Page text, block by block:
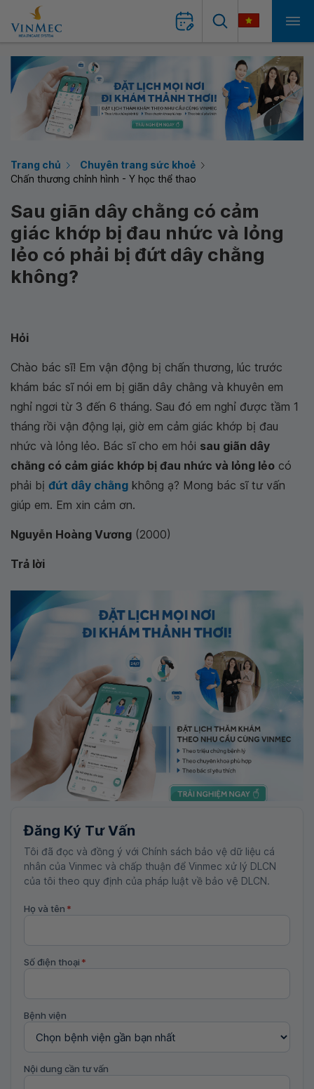
Trang chủ
Chuyên trang sức khoẻ
Chấn thương chỉnh hình - Y học thể thao
Sau giãn dây chằng có cảm
giác khớp bị đau nhức và lỏng
lẻo có phải bị đứt dây chằng
không?
Hỏi
Chào bác sĩ! Em vận động bị chấn thương, lúc trước
khám bác sĩ nói em bị giãn dây chằng và khuyên em
nghỉ ngơi từ 3 đến 6 tháng. Sau đó em nghỉ được tầm 1
tháng rồi vận động lại, giờ em cảm giác khớp bị đau
nhức và lỏng lẻo. Bác sĩ cho em hỏi sau giãn dây
chằng có cảm giác khớp bị đau nhức và lỏng lẻo có
phải bị đứt dây chằng không ạ? Mong bác sĩ tư vấn
giúp em. Em xin cảm ơn.
Nguyễn Hoàng Vương (2000)
Trả lời
Đăng Ký Tư Vấn
Tôi đã đọc và đồng ý với Chính sách bảo vệ dữ liệu cá
nhân của Vinmec và chấp thuận để Vinmec xử lý DLCN
của tôi theo quy định của pháp luật về bảo vệ DLCN.
Họ và tên *
Số điện thoại *
Bệnh viện
Nội dung cần tư vấn